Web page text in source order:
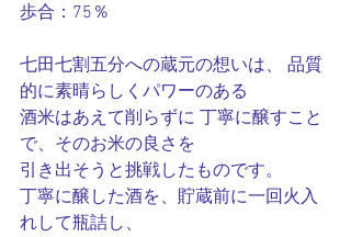
歩合：75％
七田七割五分への蔵元の想いは、 品質
的に素晴らしくパワーのある
酒米はあえて削らずに 丁寧に醸すこと
で、そのお米の良さを
引き出そうと挑戦したものです。
丁寧に醸した酒を、貯蔵前に一回火入
れして瓶詰し、